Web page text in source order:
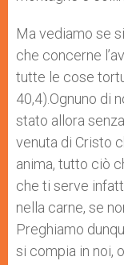
Ma vediamo se
che concerne
tutte le cose
40,4).Ognuno di
stato allora
venuta di Cristo
anima, tutto ciò
che ti serve
nella carne, se
Preghiamo
si compia in noi,